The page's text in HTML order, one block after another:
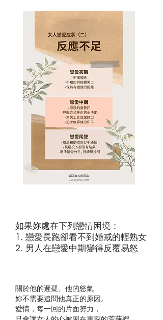
如果妳處在下列戀情困境：
1. 戀愛長跑卻看不到婚戒的輕熟女
2. 男人在戀愛中期變得反覆易怒
關於他的遲疑、他的怒氣
妳不需要追問他真正的原因。
愛情，每一回的片面努力，